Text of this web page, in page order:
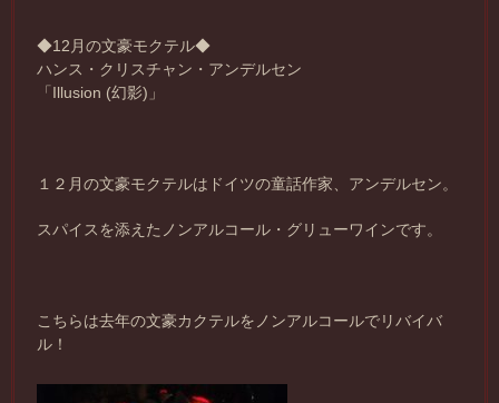
◆12月の文豪モクテル◆
ハンス・クリスチャン・アンデルセン
「Illusion (幻影)」
１２月の文豪モクテルはドイツの童話作家、アンデルセン。
スパイスを添えたノンアルコール・グリューワインです。
こちらは去年の文豪カクテルをノンアルコールでリバイバ
ル！